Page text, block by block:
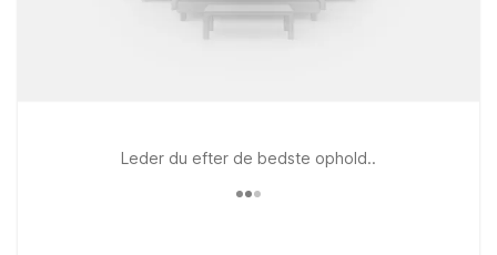
Leder du efter de bedste ophold..